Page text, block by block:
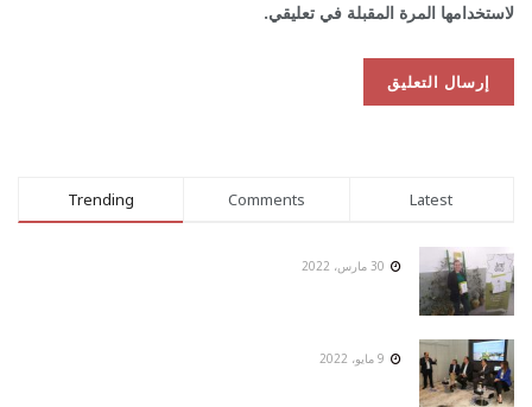
لاستخدامها المرة المقبلة في تعليقي.
Trending Comments Latest